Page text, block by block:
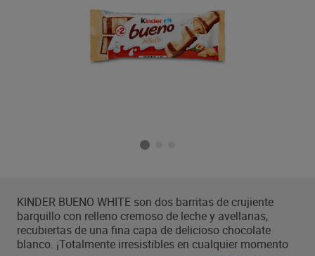
KINDER BUENO WHITE son dos barritas de crujiente
barquillo con relleno cremoso de leche y avellanas,
recubiertas de una fina capa de delicioso chocolate
blanco. ¡Totalmente irresistibles en cualquier momento